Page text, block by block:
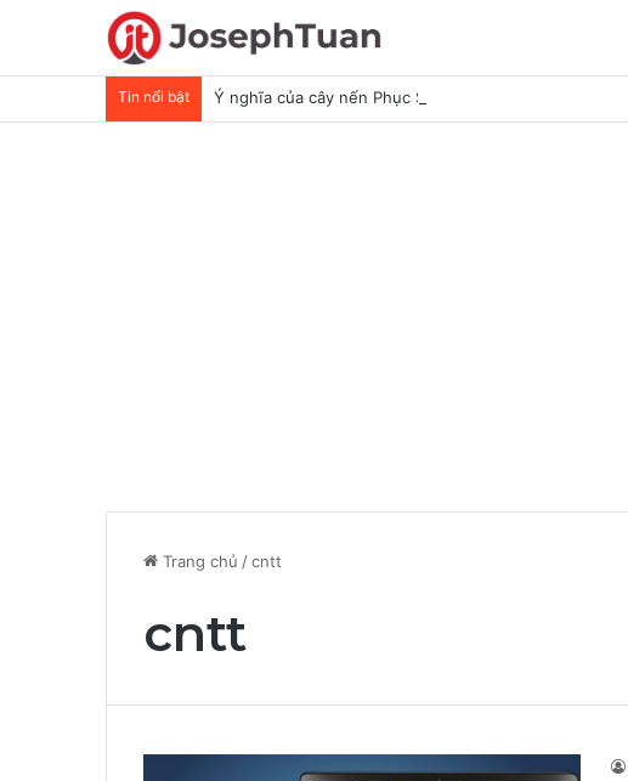
Tin nổi bật Ý nghĩa của cây nến Phục Sinh
Trang chủ /cntt
cntt